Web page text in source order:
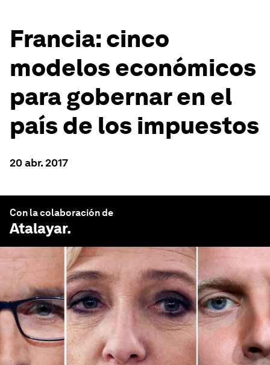
Francia: cinco
modelos económicos
para gobernar en el
país de los impuestos
20 abr. 2017
Con la colaboración de
Atalayar.